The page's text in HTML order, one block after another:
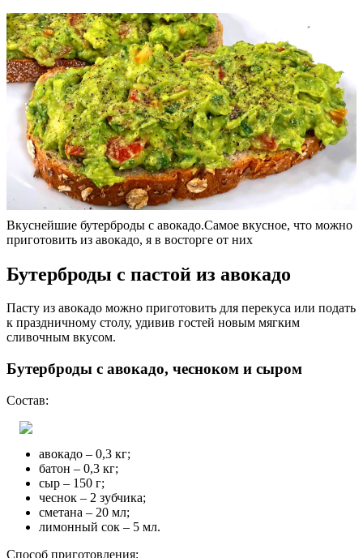
Вкуснейшие бутерброды с авокадо.Самое вкусное, что можно
приготовить из авокадо, я в восторге от них
Бутерброды с пастой из авокадо
Пасту из авокадо можно приготовить для перекуса или подать
к праздничному столу, удивив гостей новым мягким
сливочным вкусом.
Бутерброды с авокадо, чесноком и сыром
Состав:
авокадо – 0,3 кг;
батон – 0,3 кг;
сыр – 150 г;
чеснок – 2 зубчика;
сметана – 20 мл;
лимонный сок – 5 мл.
Способ приготовления: